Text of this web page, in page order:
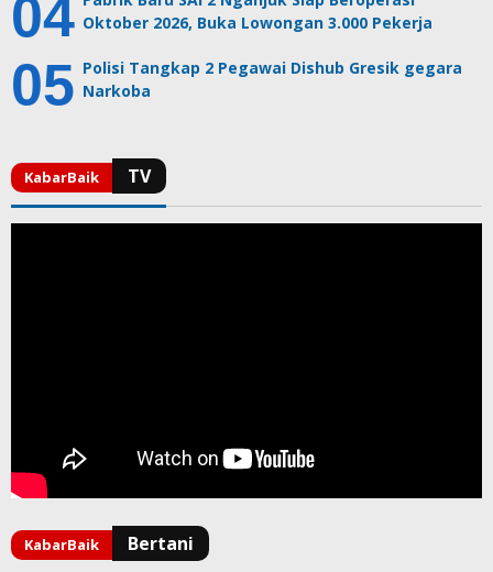
Oktober 2026, Buka Lowongan 3.000 Pekerja
Polisi Tangkap 2 Pegawai Dishub Gresik gegara
Narkoba